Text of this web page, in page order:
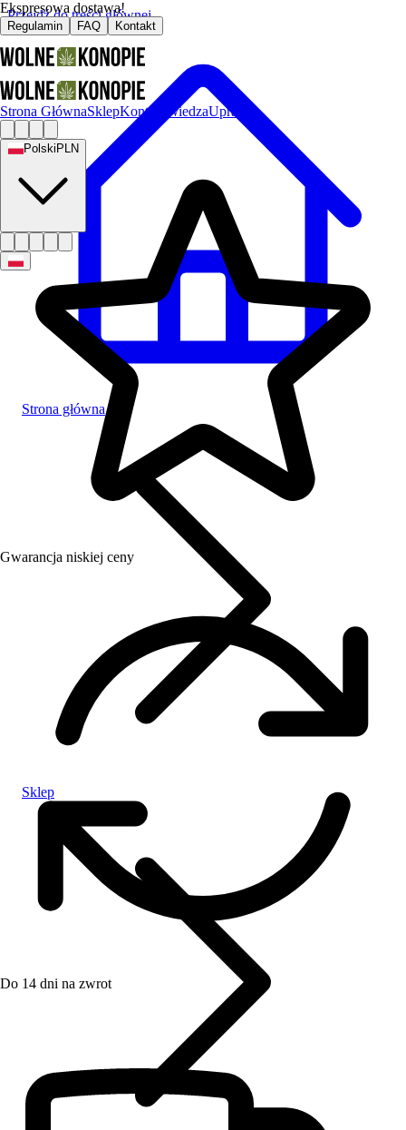
Przejdź do treści głównej
Ekspresowa dostawa!
Regulamin FAQ Kontakt
Strona GłównaSklepKontakt WiedzaUprawa
Polski PLN
Gwarancja niskiej ceny
Do 14 dni na zwrot
Strona główna
Sklep